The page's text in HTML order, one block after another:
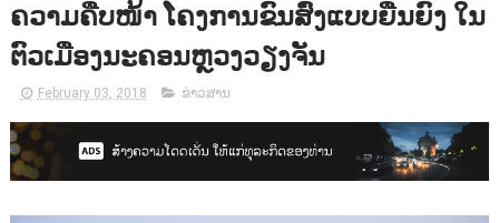
ຄວາມຄືບໜ້າ ໂຄງການຂົນສົ່ງແບບຍືນຍົງ ໃນ
ຕົວເມືອງນະຄອນຫຼວງວຽງຈັນ
February 03, 2018 ຂ່າວສານ